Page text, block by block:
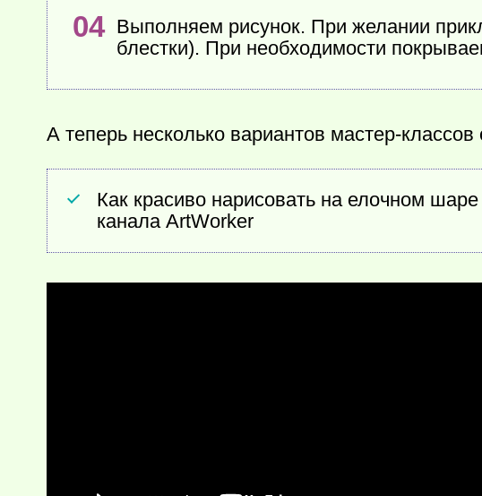
Выполняем рисунок. При желании
блестки). При необходимости
А теперь несколько вариантов мастер-классов
Как красиво нарисовать на елочном
канала ArtWorker